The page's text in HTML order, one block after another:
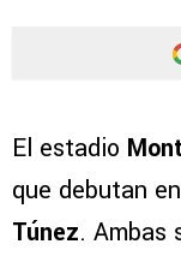
El estadio
que debutan
Túnez. Ambas